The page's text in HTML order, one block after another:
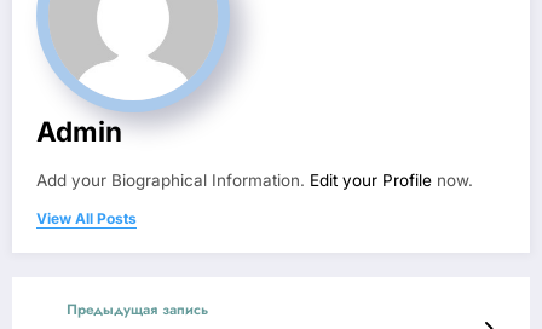
Admin
Add your Biographical Information. Edit your Profile now.
View All Posts
Предыдущая запись